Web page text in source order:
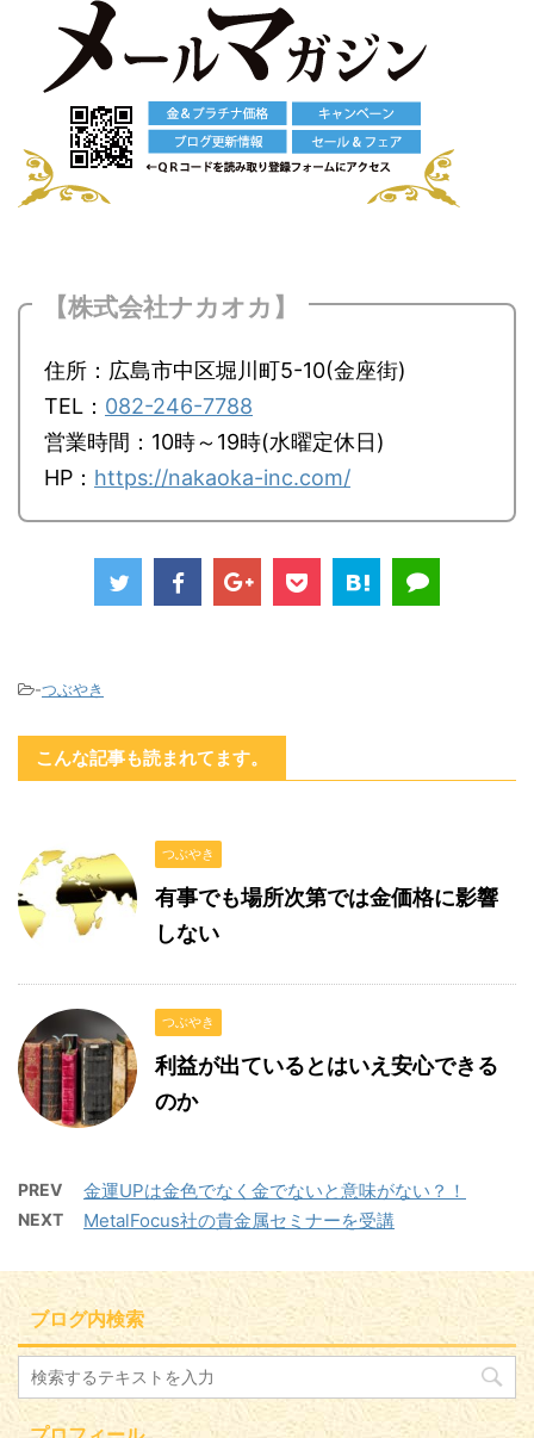
【株式会社ナカオカ】
住所：広島市中区堀川町5-10(金座街)
TEL： 082-246-7788
営業時間：10時～19時(水曜定休日)
HP： https://nakaoka-inc.com/
-つぶやき
こんな記事も読まれてます。
つぶやき
有事でも場所次第では金価格に影響
しない
つぶやき
利益が出ているとはいえ安心できる
のか
PREV 金運UPは金色でなく金でないと意味がない？！
NEXT MetalFocus社の貴金属セミナーを受講
ブログ内検索